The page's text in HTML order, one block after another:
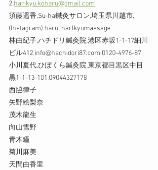
2,harikyu.koharu@gmail.com
須藤遥香,Su-ha鍼灸サロン,埼玉県川越市,
(Instagram) haru_harlkyumassage
林由紀子,ハチドリ鍼灸院,港区赤坂1-1-17細川
ビル412,info@hachidori87.com,0120-4976-87
小川夏代,ひぽくら鍼灸院,東京都目黒区中目
黒1-1-13-101,09044327178
西脇律子
矢野絵梨奈
茂木龍生
向山雪野
青木瞳
菊川麻美
天間由香里